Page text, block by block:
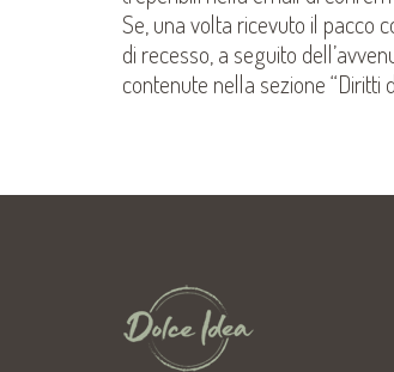
Se, una volta ricevuto il pacco
di recesso, a seguito
contenute nella sezione “Diritti